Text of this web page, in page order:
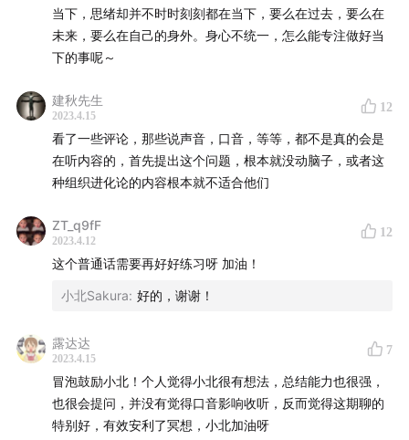
《懂得爱》：作者 [英]麦基卓、[加]黄焕祥。两位作者以
自身为被试，以彼此的亲密关系的发生发展为试验，用四
一段亲密关系？亲密关系中的双方如何感受幸福、获得成
长？这是本书所回答的重要问题。
点击获取 《组织进化论》妙记版
【关于我们】
飞书（www.feishu.cn）是先进企业协作与管理平台，整
合即时沟通、日历、视频会议、云文档、云盘、OKR、开
飞书 OKR （okr.feishu.cn）是飞书上的一款目标管理工
具， 帮助组织聚焦目标，实现战略落地。我们也有来自飞
书的实践专家 ，手把手帮你的组织落地 OKR。
公众号/微博：飞书
当下，思绪却并不时时刻刻都在当下，要么在过去，要么在
未来，要么在自己的身外。身心不统一，怎么能专注做好当
下的事呢～
建秋先生
2023.4.15
12
看了一些评论，那些说声音，口音，等等，都不是真的会是
在听内容的，首先提出这个问题，根本就没动脑子，或者这
种组织进化论的内容根本就不适合他们
ZT_q9fF
2023.4.12
12
这个普通话需要再好好练习呀 加油！
小北Sakura: 好的，谢谢！
露达达
2023.4.15
7
冒泡鼓励小北！个人觉得小北很有想法，总结能力也很强，
也很会提问，并没有觉得口音影响收听，反而觉得这期聊的
特别好，有效安利了冥想，小北加油呀